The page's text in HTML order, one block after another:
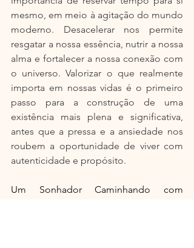
mesmo, em meio à agitação do mundo
moderno. Desacelerar nos permite
resgatar a nossa essência, nutrir a nossa
alma e fortalecer a nossa conexão com
o universo. Valorizar o que realmente
importa em nossas vidas é o primeiro
passo para a construção de uma
existência mais plena e significativa,
antes que a pressa e a ansiedade nos
roubem a oportunidade de viver com
autenticidade e propósito.
Um Sonhador Caminhando com